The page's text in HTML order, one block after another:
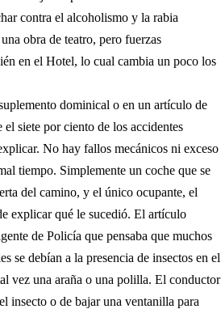
contra el alcoholismo y la rabia
obra de teatro, pero fuerzas
en el Hotel, lo cual cambia un poco los
dominical o en un artículo de
siete por ciento de los accidentes
No hay fallos mecánicos ni exceso
tiempo. Simplemente un coche que se
del camino, y el único ocupante, el
explicar qué le sucedió. El artículo
de Policía que pensaba que muchos
se debían a la presencia de insectos en el
vez una araña o una polilla. El conductor
insecto o de bajar una ventanilla para